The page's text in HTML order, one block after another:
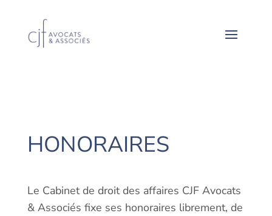
HONORAIRES
Le Cabinet de droit des affaires CJF Avocats
& Associés fixe ses honoraires librement, de